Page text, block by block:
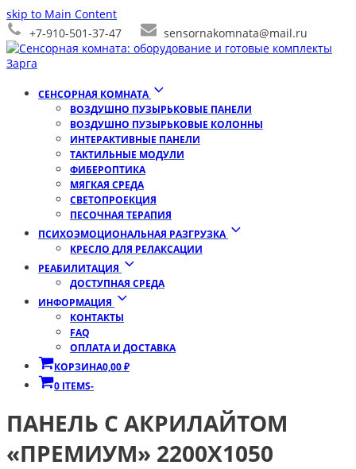
skip to Main Content
+7-910-501-37-47
sensornakomnata@mail.ru
СЕНСОРНАЯ КОМНАТА
ВОЗДУШНО ПУЗЫРЬКОВЫЕ ПАНЕЛИ
ВОЗДУШНО ПУЗЫРЬКОВЫЕ КОЛОННЫ
ИНТЕРАКТИВНЫЕ ПАНЕЛИ
ТАКТИЛЬНЫЕ МОДУЛИ
ФИБЕРОПТИКА
МЯГКАЯ СРЕДА
СВЕТОПРОЕКЦИЯ
ПЕСОЧНАЯ ТЕРАПИЯ
ПСИХОЭМОЦИОНАЛЬНАЯ РАЗГРУЗКА
КРЕСЛО ДЛЯ РЕЛАКСАЦИИ
РЕАБИЛИТАЦИЯ
ДОСТУПНАЯ СРЕДА
ИНФОРМАЦИЯ
КОНТАКТЫ
FAQ
ОПЛАТА И ДОСТАВКА
КОРЗИНА0,00₽
0 ITEMS-
ПАНЕЛЬ С АКРИЛАЙТОМ
«ПРЕМИУМ» 2200Х1050